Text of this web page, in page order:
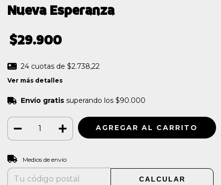
Nueva Esperanza
$29.900
24 cuotas de $2.738,22
Ver más detalles
Envío gratis superando los $90.000
Entregas para el CP:
Medios de envío
CALCULAR